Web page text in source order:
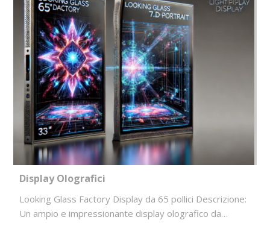
Display Olografici
Looking Glass Factory Display da 65 pollici Descrizione:
Un ampio e impressionante display olografico da…